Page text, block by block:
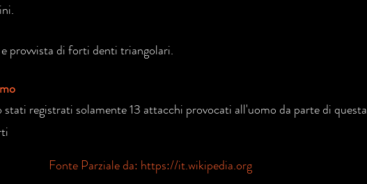
provvista di forti denti triangolari.
stati registrati solamente 13 attacchi provocati all'uomo da parte di questa
Fonte Parziale da: https://it.wikipedia.org